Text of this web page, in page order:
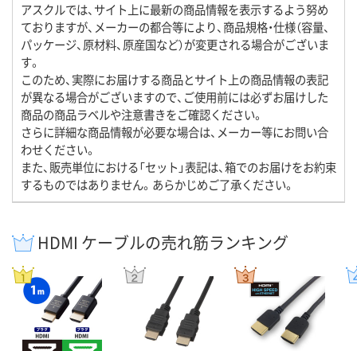
アスクルでは、サイト上に最新の商品情報を表示するよう努め
ておりますが、メーカーの都合等により、商品規格・仕様（容量、
パッケージ、原材料、原産国など）が変更される場合がございま
す。
このため、実際にお届けする商品とサイト上の商品情報の表記
が異なる場合がございますので、ご使用前には必ずお届けした
商品の商品ラベルや注意書きをご確認ください。
さらに詳細な商品情報が必要な場合は、メーカー等にお問い合
わせください。
また、販売単位における「セット」表記は、箱でのお届けをお約束
するものではありません。あらかじめご了承ください。
HDMI ケーブルの売れ筋ランキング